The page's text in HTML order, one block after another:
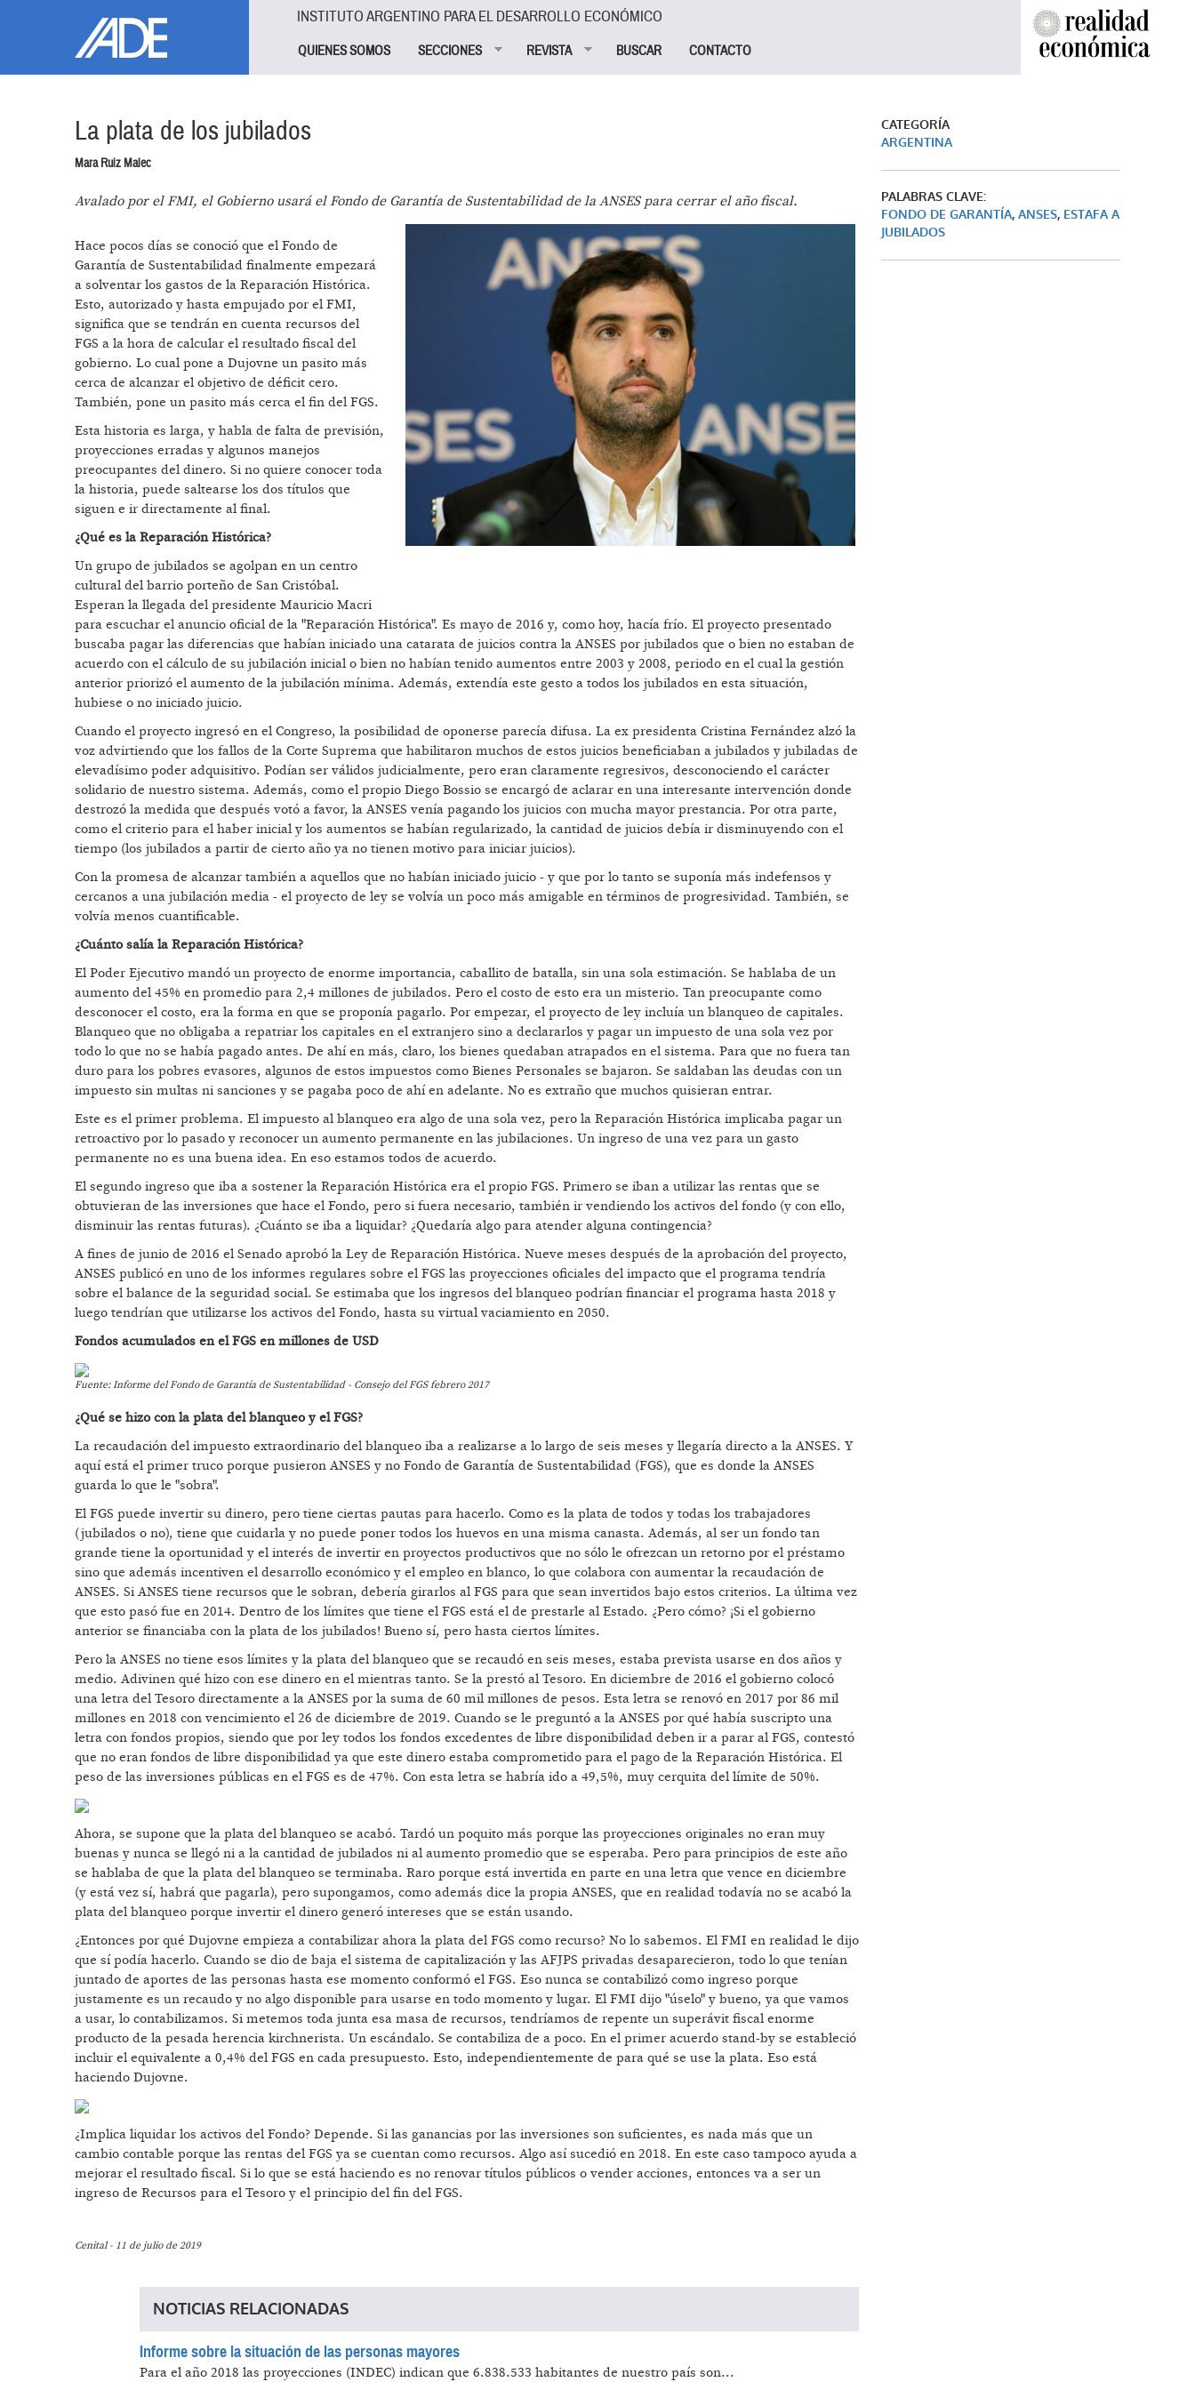
INSTITUTO ARGENTINO PARA EL DESARROLLO ECONÓMICO
QUIENES SOMOS SECCIONES REVISTA BUSCAR CONTACTO
La plata de los jubilados
Mara Ruiz Malec
Avalado por el FMI, el Gobierno usará el Fondo de Garantía de Sustentabilidad de la ANSES para cerrar el año fiscal.
Hace pocos días se conoció que el Fondo de
Garantía de Sustentabilidad finalmente empezará
a solventar los gastos de la Reparación Histórica.
Esto, autorizado y hasta empujado por el FMI,
significa que se tendrán en cuenta recursos del
FGS a la hora de calcular el resultado fiscal del
gobierno. Lo cual pone a Dujovne un pasito más
cerca de alcanzar el objetivo de déficit cero.
También, pone un pasito más cerca el fin del FGS.
Esta historia es larga, y habla de falta de previsión,
proyecciones erradas y algunos manejos
preocupantes del dinero. Si no quiere conocer toda
la historia, puede saltearse los dos títulos que
siguen e ir directamente al final.
¿Qué es la Reparación Histórica?
Un grupo de jubilados se agolpan en un centro
cultural del barrio porteño de San Cristóbal.
Esperan la llegada del presidente Mauricio Macri
para escuchar el anuncio oficial de la "Reparación Histórica". Es mayo de 2016 y, como hoy, hacía frío. El proyecto presentado
buscaba pagar las diferencias que habían iniciado una catarata de juicios contra la ANSES por jubilados que o bien no estaban de
acuerdo con el cálculo de su jubilación inicial o bien no habían tenido aumentos entre 2003 y 2008, periodo en el cual la gestión
anterior priorizó el aumento de la jubilación mínima. Además, extendía este gesto a todos los jubilados en esta situación,
hubiese o no iniciado juicio.
Cuando el proyecto ingresó en el Congreso, la posibilidad de oponerse parecía difusa. La ex presidenta Cristina Fernández alzó la
voz advirtiendo que los fallos de la Corte Suprema que habilitaron muchos de estos juicios beneficiaban a jubilados y jubiladas de
elevadísimo poder adquisitivo. Podían ser válidos judicialmente, pero eran claramente regresivos, desconociendo el carácter
solidario de nuestro sistema. Además, como el propio Diego Bossio se encargó de aclarar en una interesante intervención donde
destrozó la medida que después votó a favor, la ANSES venía pagando los juicios con mucha mayor prestancia. Por otra parte,
como el criterio para el haber inicial y los aumentos se habían regularizado, la cantidad de juicios debía ir disminuyendo con el
tiempo (los jubilados a partir de cierto año ya no tienen motivo para iniciar juicios).
Con la promesa de alcanzar también a aquellos que no habían iniciado juicio - y que por lo tanto se suponía más indefensos y
cercanos a una jubilación media - el proyecto de ley se volvía un poco más amigable en términos de progresividad. También, se
volvía menos cuantificable.
¿Cuánto salía la Reparación Histórica?
El Poder Ejecutivo mandó un proyecto de enorme importancia, caballito de batalla, sin una sola estimación. Se hablaba de un
aumento del 45% en promedio para 2,4 millones de jubilados. Pero el costo de esto era un misterio. Tan preocupante como
desconocer el costo, era la forma en que se proponía pagarlo. Por empezar, el proyecto de ley incluía un blanqueo de capitales.
Blanqueo que no obligaba a repatriar los capitales en el extranjero sino a declararlos y pagar un impuesto de una sola vez por
todo lo que no se había pagado antes. De ahí en más, claro, los bienes quedaban atrapados en el sistema. Para que no fuera tan
duro para los pobres evasores, algunos de estos impuestos como Bienes Personales se bajaron. Se saldaban las deudas con un
impuesto sin multas ni sanciones y se pagaba poco de ahí en adelante. No es extraño que muchos quisieran entrar.
Este es el primer problema. El impuesto al blanqueo era algo de una sola vez, pero la Reparación Histórica implicaba pagar un
retroactivo por lo pasado y reconocer un aumento permanente en las jubilaciones. Un ingreso de una vez para un gasto
permanente no es una buena idea. En eso estamos todos de acuerdo.
El segundo ingreso que iba a sostener la Reparación Histórica era el propio FGS. Primero se iban a utilizar las rentas que se
obtuvieran de las inversiones que hace el Fondo, pero si fuera necesario, también ir vendiendo los activos del fondo (y con ello,
disminuir las rentas futuras). ¿Cuánto se iba a liquidar? ¿Quedaría algo para atender alguna contingencia?
A fines de junio de 2016 el Senado aprobó la Ley de Reparación Histórica. Nueve meses después de la aprobación del proyecto,
ANSES publicó en uno de los informes regulares sobre el FGS las proyecciones oficiales del impacto que el programa tendría
sobre el balance de la seguridad social. Se estimaba que los ingresos del blanqueo podrían financiar el programa hasta 2018 y
luego tendrían que utilizarse los activos del Fondo, hasta su virtual vaciamiento en 2050.
Fondos acumulados en el FGS en millones de USD
Fuente: Informe del Fondo de Garantía de Sustentabilidad - Consejo del FGS febrero 2017
¿Qué se hizo con la plata del blanqueo y el FGS?
La recaudación del impuesto extraordinario del blanqueo iba a realizarse a lo largo de seis meses y llegaría directo a la ANSES. Y
aquí está el primer truco porque pusieron ANSES y no Fondo de Garantía de Sustentabilidad (FGS), que es donde la ANSES
guarda lo que le "sobra".
El FGS puede invertir su dinero, pero tiene ciertas pautas para hacerlo. Como es la plata de todos y todas los trabajadores
(jubilados o no), tiene que cuidarla y no puede poner todos los huevos en una misma canasta. Además, al ser un fondo tan
grande tiene la oportunidad y el interés de invertir en proyectos productivos que no sólo le ofrezcan un retorno por el préstamo
sino que además incentiven el desarrollo económico y el empleo en blanco, lo que colabora con aumentar la recaudación de
ANSES. Si ANSES tiene recursos que le sobran, debería girarlos al FGS para que sean invertidos bajo estos criterios. La última vez
que esto pasó fue en 2014. Dentro de los límites que tiene el FGS está el de prestarle al Estado. ¿Pero cómo? ¡Si el gobierno
anterior se financiaba con la plata de los jubilados! Bueno sí, pero hasta ciertos límites.
Pero la ANSES no tiene esos límites y la plata del blanqueo que se recaudó en seis meses, estaba prevista usarse en dos años y
medio. Adivinen qué hizo con ese dinero en el mientras tanto. Se la prestó al Tesoro. En diciembre de 2016 el gobierno colocó
una letra del Tesoro directamente a la ANSES por la suma de 60 mil millones de pesos. Esta letra se renovó en 2017 por 86 mil
millones en 2018 con vencimiento el 26 de diciembre de 2019. Cuando se le preguntó a la ANSES por qué había suscripto una
letra con fondos propios, siendo que por ley todos los fondos excedentes de libre disponibilidad deben ir a parar al FGS, contestó
que no eran fondos de libre disponibilidad ya que este dinero estaba comprometido para el pago de la Reparación Histórica. El
peso de las inversiones públicas en el FGS es de 47%. Con esta letra se habría ido a 49,5%, muy cerquita del límite de 50%.
Ahora, se supone que la plata del blanqueo se acabó. Tardó un poquito más porque las proyecciones originales no eran muy
buenas y nunca se llegó ni a la cantidad de jubilados ni al aumento promedio que se esperaba. Pero para principios de este año
se hablaba de que la plata del blanqueo se terminaba. Raro porque está invertida en parte en una letra que vence en diciembre
(y está vez sí, habrá que pagarla), pero supongamos, como además dice la propia ANSES, que en realidad todavía no se acabó la
plata del blanqueo porque invertir el dinero generó intereses que se están usando.
¿Entonces por qué Dujovne empieza a contabilizar ahora la plata del FGS como recurso? No lo sabemos. El FMI en realidad le dijo
que sí podía hacerlo. Cuando se dio de baja el sistema de capitalización y las AFJPS privadas desaparecieron, todo lo que tenían
juntado de aportes de las personas hasta ese momento conformó el FGS. Eso nunca se contabilizó como ingreso porque
justamente es un recaudo y no algo disponible para usarse en todo momento y lugar. El FMI dijo "úselo" y bueno, ya que vamos
a usar, lo contabilizamos. Si metemos toda junta esa masa de recursos, tendríamos de repente un superávit fiscal enorme
producto de la pesada herencia kirchnerista. Un escándalo. Se contabiliza de a poco. En el primer acuerdo stand-by se estableció
incluir el equivalente a 0,4% del FGS en cada presupuesto. Esto, independientemente de para qué se use la plata. Eso está
haciendo Dujovne.
¿Implica liquidar los activos del Fondo? Depende. Si las ganancias por las inversiones son suficientes, es nada más que un
cambio contable porque las rentas del FGS ya se cuentan como recursos. Algo así sucedió en 2018. En este caso tampoco ayuda a
mejorar el resultado fiscal. Si lo que se está haciendo es no renovar títulos públicos o vender acciones, entonces va a ser un
ingreso de Recursos para el Tesoro y el principio del fin del FGS.
Cenital - 11 de julio de 2019
NOTICIAS RELACIONADAS
Informe sobre la situación de las personas mayores
Para el año 2018 las proyecciones (INDEC) indican que 6.838.533 habitantes de nuestro país son...
CATEGORÍA
ARGENTINA
PALABRAS CLAVE:
FONDO DE GARANTÍA, ANSES, ESTAFA A
JUBILADOS